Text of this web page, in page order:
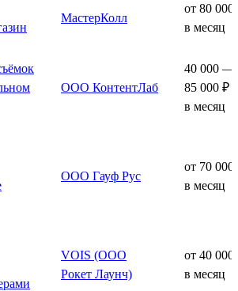
МастерКолл
от 80 000
в месяц
ООО КонтентЛаб
40 000 —
85 000 ₽
в месяц
ООО Гауф Рус
от 70 000
в месяц
VOIS (ООО
Рокет Лаунч)
от 40 000
в месяц